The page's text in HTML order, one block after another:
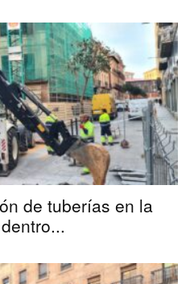
de tuberías en la